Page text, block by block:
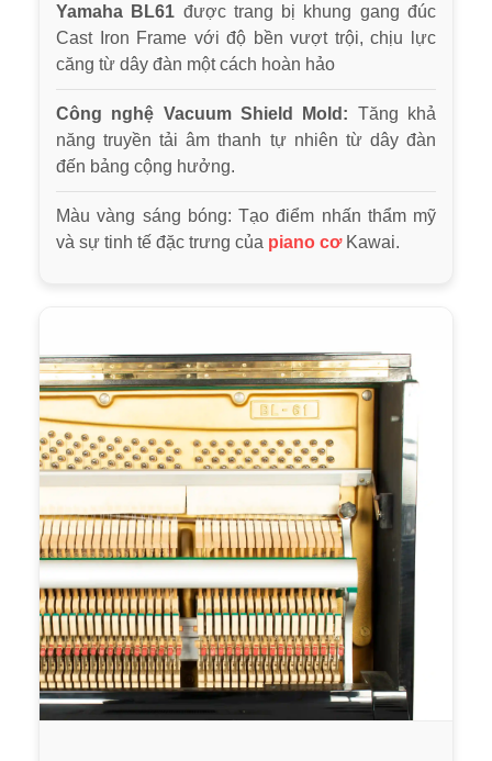
Yamaha BL61 được trang bị khung gang đúc
Cast Iron Frame với độ bền vượt trội, chịu lực
căng từ dây đàn một cách hoàn hảo
Công nghệ Vacuum Shield Mold: Tăng khả
năng truyền tải âm thanh tự nhiên từ dây đàn
đến bảng cộng hưởng.
Màu vàng sáng bóng: Tạo điểm nhấn thẩm mỹ
và sự tinh tế đặc trưng của piano cơKawai.